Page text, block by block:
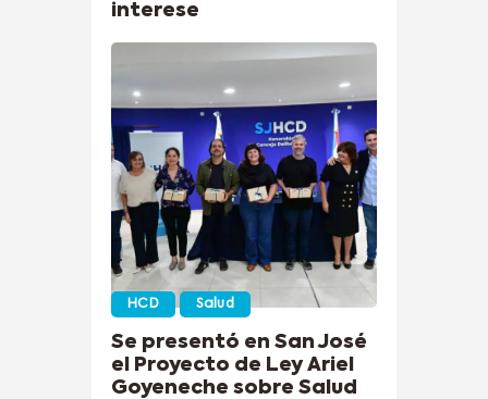
interese
HCD Salud
Se presentó en San José
el Proyecto de Ley Ariel
Goyeneche sobre Salud